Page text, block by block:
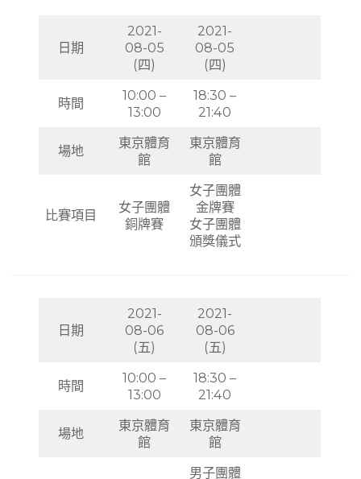
日期
2021-
08-05
(四)
2021-
08-05
(四)
時間
10:00 –
13:00
18:30 –
21:40
場地
東京體育
館
東京體育
館
比賽項目
女子團體
銅牌賽
女子團體
金牌賽
女子團體
頒獎儀式
日期
2021-
08-06
(五)
2021-
08-06
(五)
時間
10:00 –
13:00
18:30 –
21:40
場地
東京體育
館
東京體育
館
男子團體